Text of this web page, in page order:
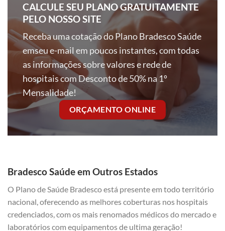
CALCULE SEU PLANO GRATUITAMENTE
PELO NOSSO SITE
Receba uma cotação do Plano Bradesco Saúde
emseu e-mail em poucos instantes, com todas
as informações sobre valores e rede de
hospitais com Desconto de 50% na 1º
Mensalidade!
ORÇAMENTO ONLINE
Bradesco Saúde em Outros Estados
O Plano de Saúde Bradesco está presente em todo território
nacional, oferecendo as melhores coberturas nos hospitais
credenciados, com os mais renomados médicos do mercado e
laboratórios com equipamentos de ultima geração!